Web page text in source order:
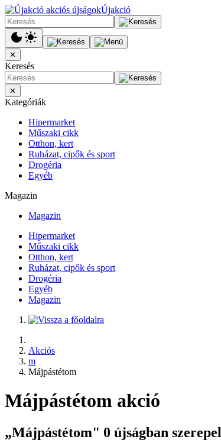
Újakció
✕
Keresés
✕
Kategóriák
Hipermarket
Műszaki cikk
Otthon, kert
Ruházat, cipők és sport
Drogéria
Egyéb
Magazin
Magazin
Hipermarket
Műszaki cikk
Otthon, kert
Ruházat, cipők és sport
Drogéria
Egyéb
Magazin
Akciós
m
Májpástétom
Májpástétom akció
„Májpástétom" 0 újságban szerepel